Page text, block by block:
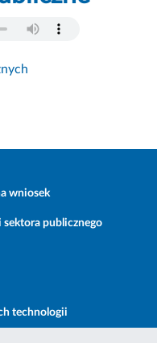
wniosek
publicznego
technologii